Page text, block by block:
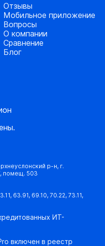
Отзывы
Мобильное приложение
Вопросы
О компании
Сравнение
Блог
р-н, г.
помещ. 503
63.91, 69.10, 70.22, 73.11,
ИТ-
включен в реестр